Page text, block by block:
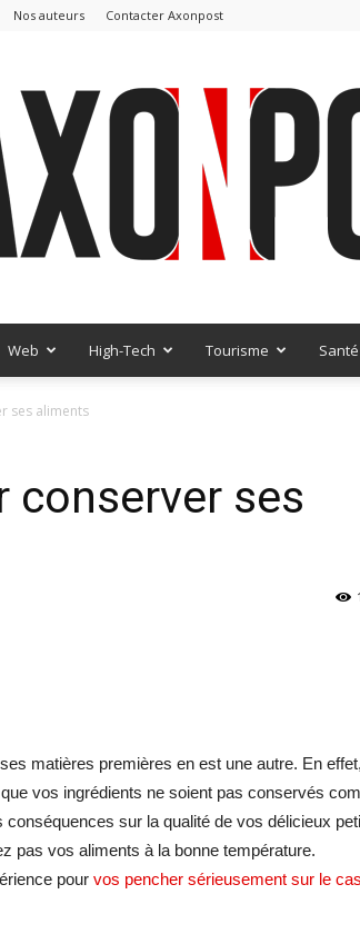
Nos auteurs Contacter Axonpost
Web High-Tech Tourisme
ses aliments
conserver ses
matières premières en est une autre. En
vos ingrédients ne soient pas conservés
sur la qualité de vos délicieux
pas vos aliments à la bonne température.
pour vos pencher sérieusement sur le